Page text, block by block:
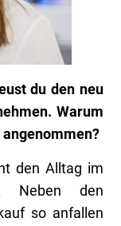
du den neu
Warum
angenommen?
den Alltag im
Neben den
so anfallen